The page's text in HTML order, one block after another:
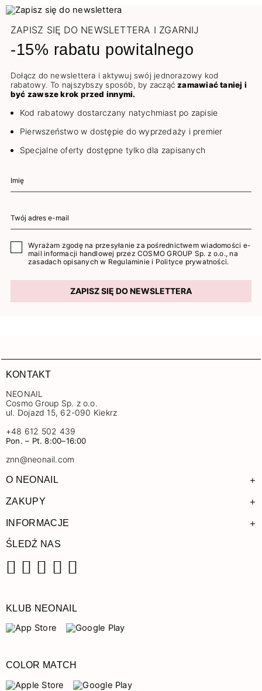
ZAPISZ SIĘ DO NEWSLETTERA I ZGARNIJ
-15% rabatu powitalnego
Dołącz do newslettera i aktywuj swój jednorazowy kod
rabatowy. To najszybszy sposób, by zacząćzamawiać taniej i
być zawsze krok przed innymi.
Kod rabatowy dostarczany natychmiast po zapisie
Pierwszeństwo w dostępie do wyprzedaży i premier
Specjalne oferty dostępne tylko dla zapisanych
Wyrażam zgodę na przesyłanie za pośrednictwem wiadomości e-
mail informacji handlowej przez COSMO GROUP Sp. z o.o., na
zasadach opisanych w Regulaminie i Polityce prywatności.
ZAPISZ SIĘ DO NEWSLETTERA
KONTAKT
NEONAIL
Cosmo Group Sp. z o.o.
ul. Dojazd 15, 62-090 Kiekrz
+48 612 502 439
Pon. – Pt. 8:00–16:00
znn@neonail.com
O NEONAIL +
ZAKUPY +
INFORMACJE +
ŚLEDŹ NAS
KLUB NEONAIL
COLOR MATCH